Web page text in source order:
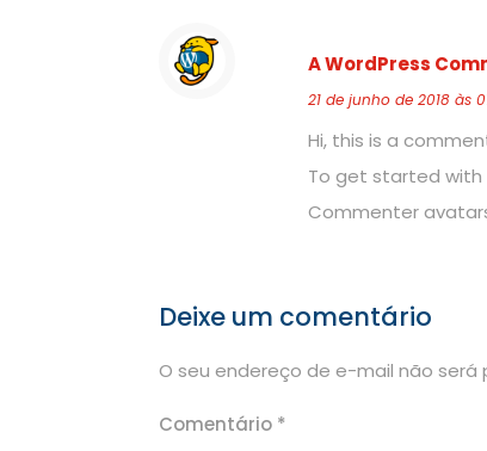
A WordPress
21 de junho de 2018 às
Hi, this is a
To get started with
Commenter
Deixe um comentário
O seu endereço de e-mail não será
Comentário *